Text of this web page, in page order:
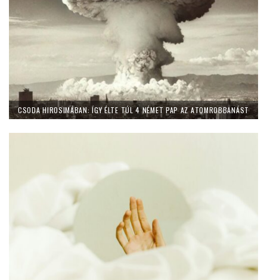
CSODA HIROSIMÁBAN: ÍGY ÉLTE TÚL 4 NÉMET PAP AZ ATOMROBBANÁST